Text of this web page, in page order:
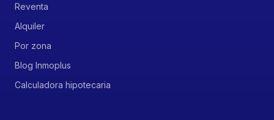
Reventa
Alquiler
Por zona
Blog Inmoplus
Calculadora hipotecaria